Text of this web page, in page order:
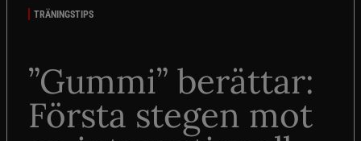
TRÄNINGSTIPS
”Gummi” berättar:
Första stegen mot